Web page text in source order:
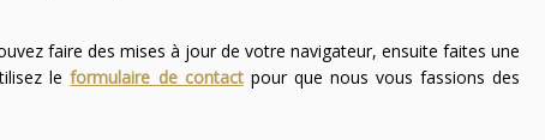
faire des mises à jour de votre navigateur, ensuite faites une
leformulaire de contactpour que nous vous fassions des